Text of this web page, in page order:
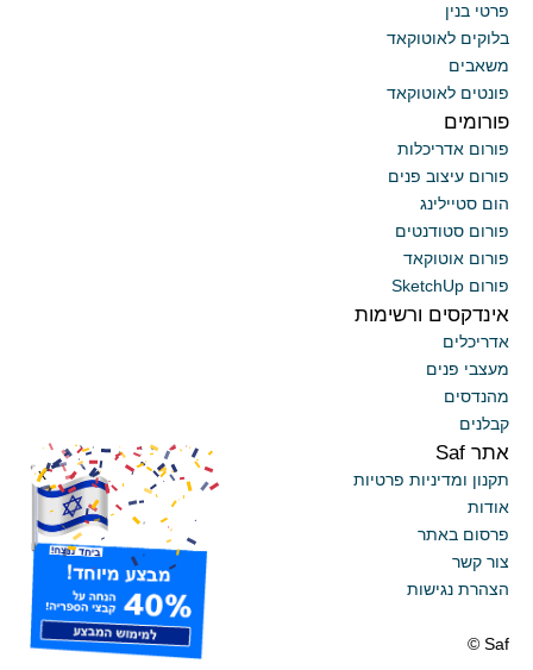
פרטי בנין
בלוקים לאוטוקאד
משאבים
פונטים לאוטוקאד
פורומים
פורום אדריכלות
פורום עיצוב פנים
הום סטיילינג
פורום סטודנטים
פורום אוטוקאד
פורום SketchUp
אינדקסים ורשימות
אדריכלים
מעצבי פנים
מהנדסים
קבלנים
אתר Saf
תקנון ומדיניות פרטיות
אודות
פרסום באתר
צור קשר
הצהרת נגישות
Saf ©
x